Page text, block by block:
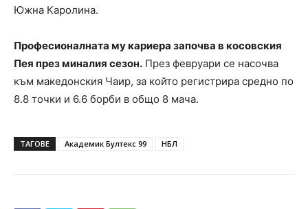
Южна Каролина.
Професионалната му кариера започва в косовския
Пея през миналия сезон. През февруари се насочва
към македонския Чаир, за който регистрира средно по
8.8 точки и 6.6 борби в общо 8 мача.
ТАГОВЕ Академик Бултекс 99 НБЛ